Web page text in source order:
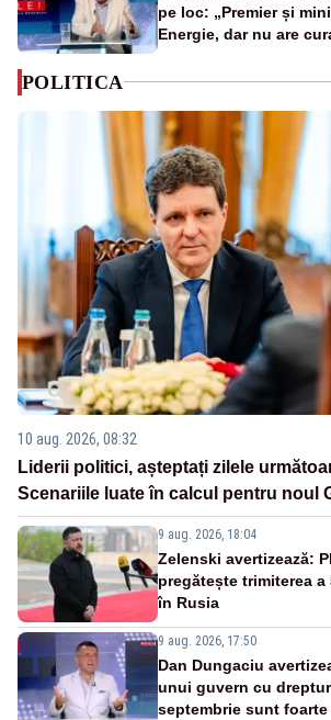
pe loc: „Premier și
Energie, dar nu are
POLITICA
10 aug. 2026, 08:32
Liderii politici, așteptați zilele
Scenariile luate în calcul pentru noul
9 aug. 2026, 18:04
Zelenski avertizează:
pregătește trimiterea a
în Rusia
9 aug. 2026, 17:50
Dan Dungaciu
unui guvern cu
septembrie sunt